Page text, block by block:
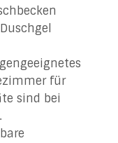
für
sind bei